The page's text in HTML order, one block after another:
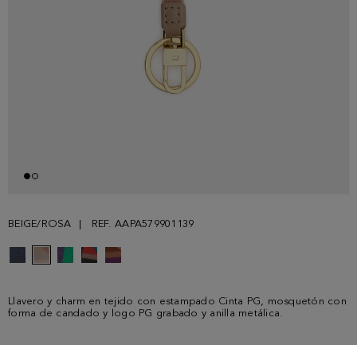
BEIGE/ROSA REF. AAPA579901139
Llavero y charm en tejido con estampado Cinta PG, mosquetón con
forma de candado y logo PG grabado y anilla metálica.